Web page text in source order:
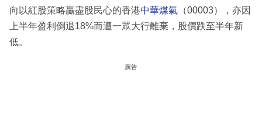
向以紅股策略贏盡股民心的香港中華煤氣 （00003），亦因
上半年盈利倒退18%而遭一眾大行離棄，股價跌至半年新
低。
廣告